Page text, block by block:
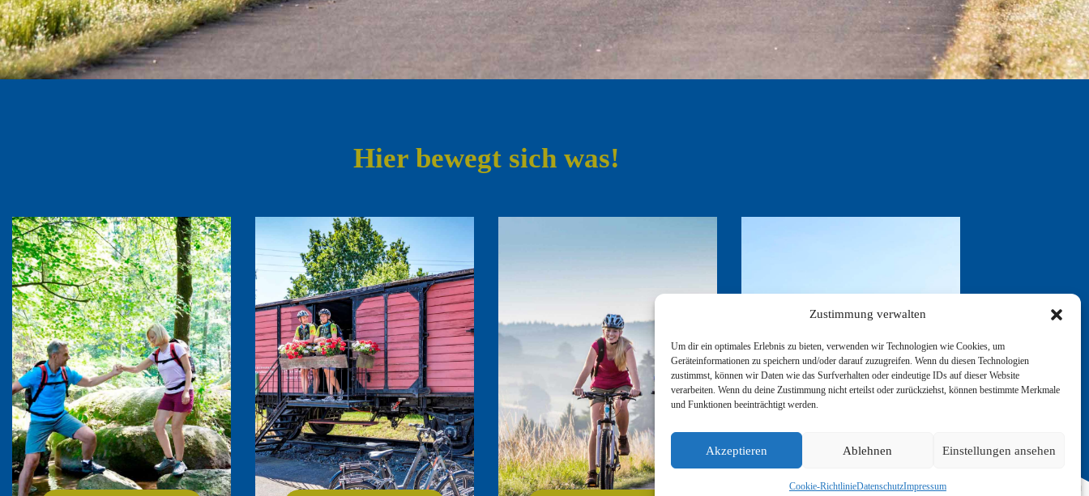
Zustimmung verwalten
Um dir ein optimales Erlebnis zu bieten, verwenden wir Technologien wie Cookies, um
Geräteinformationen zu speichern und/oder darauf zuzugreifen. Wenn du diesen Technologien
zustimmst, können wir Daten wie das Surfverhalten oder eindeutige IDs auf dieser Website
verarbeiten. Wenn du deine Zustimmung nicht erteilst oder zurückziehst, können bestimmte Merkmale
und Funktionen beeinträchtigt werden.
Akzeptieren Ablehnen Einstellungen ansehen
Cookie-RichtlinieDatenschutzImpressum
Hier bewegt sich was!